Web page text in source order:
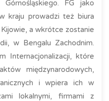
Górnośląskiego. FG jako
kraju prowadzi też biura
a wkrótce zostanie
w Bengalu Zachodnim.
Internacjonalizacji, które
międzynarodowych,
i wpiera ich w
lokalnymi, firmami z